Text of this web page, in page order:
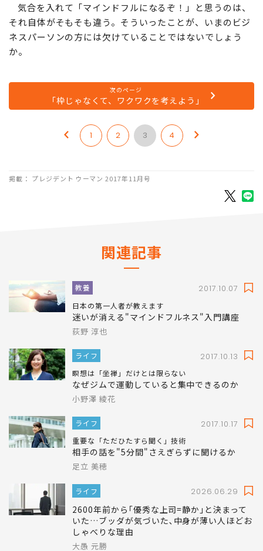
気合を入れて「マインドフルになるぞ！」と思うのは、
それ自体がそもそも違う。そういったことが、いまのビジ
ネスパーソンの方には欠けていることではないでしょう
か。
次のページ
「枠じゃなくて、ワクワクを考えよう」
1 2 3 4
掲載： プレジデント ウーマン 2017年11月号
関連記事
教養 2017.10.07
日本の第一人者が教えます
迷いが消える"マインドフルネス"入門講座
荻野 淳也
ライフ 2017.10.13
瞑想は「坐禅」だけとは限らない
なぜジムで運動していると集中できるのか
小野澤 綾花
ライフ 2017.10.17
重要な「ただひたすら聞く」技術
相手の話を"5分間"さえぎらずに聞けるか
足立 美穂
ライフ 2026.06.29
2600年前から｢優秀な上司=静か｣と決まって
いた…ブッダが気づいた､中身が薄い人ほどお
しゃべりな理由
大愚 元勝